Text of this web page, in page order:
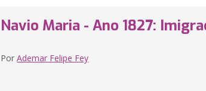
Navio Maria - Ano 1827:
PorAdemar Felipe Fey